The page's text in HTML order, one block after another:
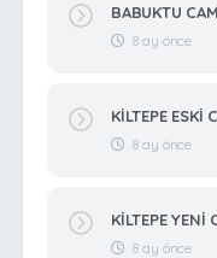
BABUKTU
8 ay önce
KİLTEPE ESKİ
8 ay önce
KİLTEPE YENİ
8 ay önce